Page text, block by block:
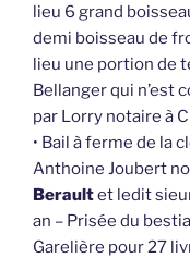
lieu 6 grand
demi boisseau de
lieu une portion de
Bellanger qui n’est
par Lorry notaire à
• Bail à ferme de la
Anthoine Joubert
Beraultet ledit
an – Prisée du
Garelière pour 27